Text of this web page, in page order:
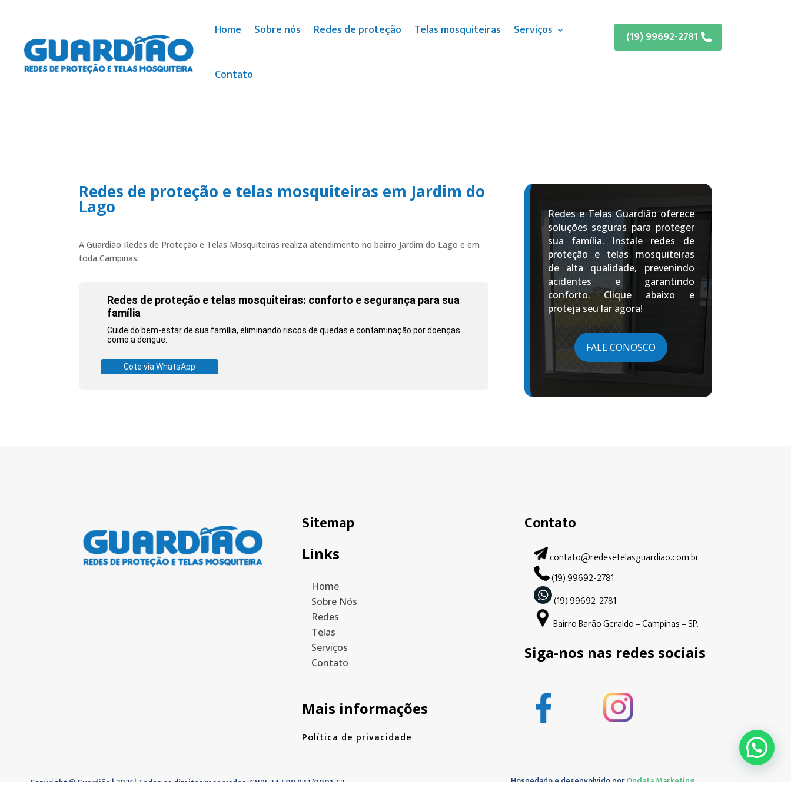
Home Sobre nós Redes de proteção Telas mosquiteiras Serviços
Contato
(19) 99692-2781
Redes de proteção e telas mosquiteiras em Jardim do
Lago
A Guardião Redes de Proteção e Telas Mosquiteiras realiza atendimento no bairro Jardim do Lago e em
toda Campinas.
Redes de proteção e telas mosquiteiras: conforto e segurança para sua
família
Cuide do bem-estar de sua família, eliminando riscos de quedas e contaminação por doenças
como a dengue.
Cote via WhatsApp
Redes e Telas Guardião oferece
soluções seguras para proteger
sua família. Instale redes de
proteção e telas mosquiteiras
de alta qualidade, prevenindo
acidentes e garantindo
conforto. Clique abaixo e
proteja seu lar agora!
FALE CONOSCO
Sitemap
Links
Home
Sobre Nós
Redes
Telas
Serviços
Contato
Mais informações
Política de privacidade
Contato
contato@redesetelasguardiao.com.br
(19) 99692-2781
(19) 99692-2781
Bairro Barão Geraldo – Campinas – SP.
Siga-nos nas redes sociais
Copyright © Guardião | 2026| Todos os direitos reservados. CNPJ: 34.508.941/0001-52 Hospedado e desenvolvido porOndata Marketing.